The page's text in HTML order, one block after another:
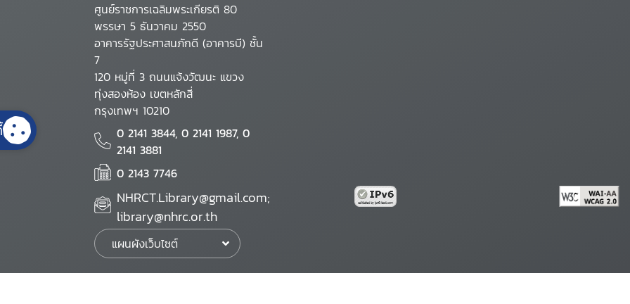
ศูนย์ราชการเฉลิมพระเกียรติ 80
พรรษา 5 ธันวาคม 2550
อาคารรัฐประศาสนภักดี (อาคารบี) ชั้น
7
120 หมู่ที่ 3 ถนนแจ้งวัฒนะ แขวง
ทุ่งสองห้อง เขตหลักสี่
กรุงเทพฯ 10210
0 2141 3844, 0 2141 1987, 0
2141 3881
0 2143 7746
NHRCT.Library@gmail.com;
library@nhrc.or.th
แผนผังเว็บไซต์